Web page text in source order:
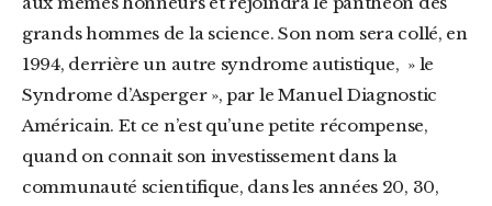
grands hommes de la science. Son nom sera collé, en
1994, derrière un autre syndrome autistique, » le
Syndrome d’Asperger », par le Manuel Diagnostic
Américain. Et ce n’est qu’une petite récompense,
quand on connait son investissement dans la
communauté scientifique, dans les années 20, 30,